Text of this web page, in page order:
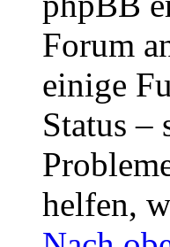
Forum
einige
Status –
helfen,